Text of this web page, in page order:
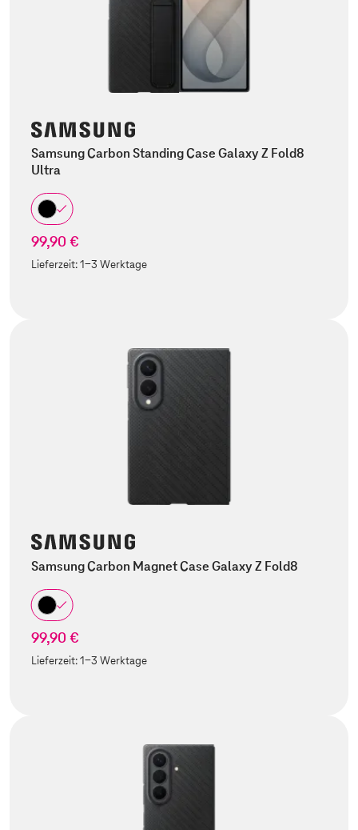
Samsung Carbon Standing Case Galaxy Z Fold8
Ultra
99,90 €
Lieferzeit:1-3 Werktage
Samsung Carbon Magnet Case Galaxy Z Fold8
99,90 €
Lieferzeit:1-3 Werktage